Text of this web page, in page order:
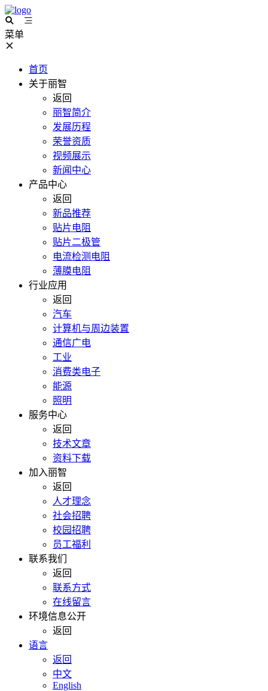
菜单
首页
关于丽智
返回
丽智简介
发展历程
荣誉资质
视频展示
新闻中心
产品中心
返回
新品推荐
贴片电阻
贴片二极管
电流检测电阻
薄膜电阻
行业应用
返回
汽车
计算机与周边装置
通信广电
工业
消费类电子
能源
照明
服务中心
返回
技术文章
资料下载
加入丽智
返回
人才理念
社会招聘
校园招聘
员工福利
联系我们
返回
联系方式
在线留言
环境信息公开
返回
语言
返回
中文
English